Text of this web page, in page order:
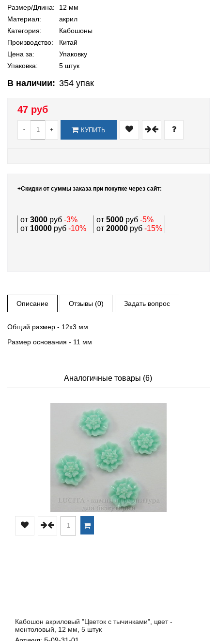
Размер/Длина:
12 мм
Материал:
акрил
Категория:
Кабошоны
Производство:
Китай
Цена за:
Упаковку
Упаковка:
5 штук
В наличии: 354 упак
47 руб
- + КУПИТЬ
+Скидки от суммы заказа при покупке через сайт:
от 3000 руб -3% от 5000 руб -5%
от 10000 руб -10% от 20000 руб -15%
Описание Отзывы (0) Задать вопрос
Общий размер - 12х3 мм
Размер основания - 11 мм
Аналогичные товары (6)
Кабошон акриловый "Цветок с тычинками", цвет -
ментоловый, 12 мм, 5 штук